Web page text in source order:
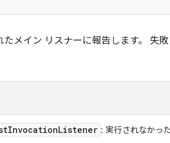
メイン リスナーに報告します。 失
InvocationListener : 実行されなかっ